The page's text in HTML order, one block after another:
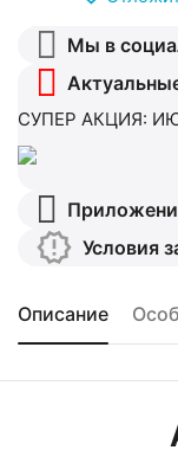
Мы в
СУПЕР АКЦИЯ:
Условия
Описание